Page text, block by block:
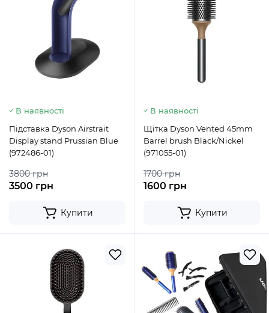
В наявності
Підставка Dyson Airstrait
Display stand Prussian Blue
(972486-01)
3800 грн
3500 грн
Купити
В наявності
Щітка Dyson Vented 45mm
Barrel brush Black/Nickel
(971055-01)
1700 грн
1600 грн
Купити